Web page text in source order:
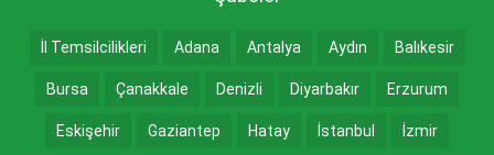
İl Temsilcilikleri Adana Antalya Aydın Balıkesir
Bursa Çanakkale Denizli Diyarbakır Erzurum
Eskişehir Gaziantep Hatay İstanbul İzmir